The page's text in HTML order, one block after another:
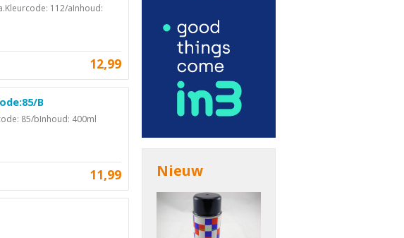
112/aInhoud:
12,99
B
85/bInhoud: 400ml
11,99 Nieuw